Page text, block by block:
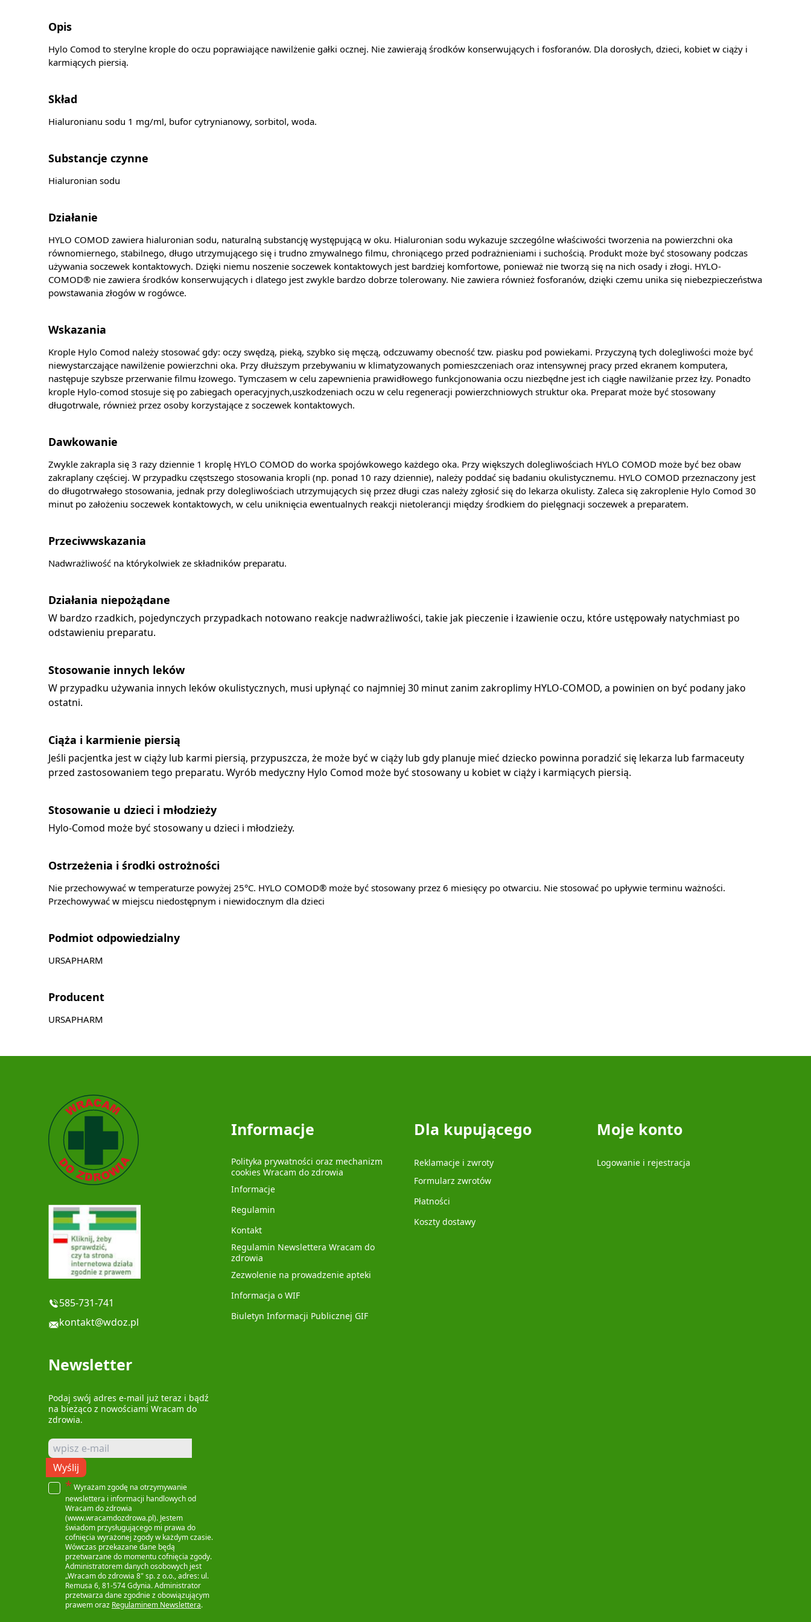
Opis
Hylo Comod to sterylne krople do oczu poprawiające nawilżenie gałki ocznej. Nie zawierają środków konserwujących i fosforanów. Dla dorosłych, dzieci, kobiet w ciąży i
karmiących piersią.
Skład
Hialuronianu sodu 1 mg/ml, bufor cytrynianowy, sorbitol, woda.
Substancje czynne
Hialuronian sodu
Działanie
HYLO COMOD zawiera hialuronian sodu, naturalną substancję występującą w oku. Hialuronian sodu wykazuje szczególne właściwości tworzenia na powierzchni oka
równomiernego, stabilnego, długo utrzymującego się i trudno zmywalnego filmu, chroniącego przed podrażnieniami i suchością. Produkt może być stosowany podczas
używania soczewek kontaktowych. Dzięki niemu noszenie soczewek kontaktowych jest bardziej komfortowe, ponieważ nie tworzą się na nich osady i złogi. HYLO-
COMOD® nie zawiera środków konserwujących i dlatego jest zwykle bardzo dobrze tolerowany. Nie zawiera również fosforanów, dzięki czemu unika się niebezpieczeństwa
powstawania złogów w rogówce.
Wskazania
Krople Hylo Comod należy stosować gdy: oczy swędzą, pieką, szybko się męczą, odczuwamy obecność tzw. piasku pod powiekami. Przyczyną tych dolegliwości może być
niewystarczające nawilżenie powierzchni oka. Przy dłuższym przebywaniu w klimatyzowanych pomieszczeniach oraz intensywnej pracy przed ekranem komputera,
następuje szybsze przerwanie filmu łzowego. Tymczasem w celu zapewnienia prawidłowego funkcjonowania oczu niezbędne jest ich ciągłe nawilżanie przez łzy. Ponadto
krople Hylo-comod stosuje się po zabiegach operacyjnych,uszkodzeniach oczu w celu regeneracji powierzchniowych struktur oka. Preparat może być stosowany
długotrwale, również przez osoby korzystające z soczewek kontaktowych.
Dawkowanie
Zwykle zakrapla się 3 razy dziennie 1 kroplę HYLO COMOD do worka spojówkowego każdego oka. Przy większych dolegliwościach HYLO COMOD może być bez obaw
zakraplany częściej. W przypadku częstszego stosowania kropli (np. ponad 10 razy dziennie), należy poddać się badaniu okulistycznemu. HYLO COMOD przeznaczony jest
do długotrwałego stosowania, jednak przy dolegliwościach utrzymujących się przez długi czas należy zgłosić się do lekarza okulisty. Zaleca się zakroplenie Hylo Comod 30
minut po założeniu soczewek kontaktowych, w celu uniknięcia ewentualnych reakcji nietolerancji między środkiem do pielęgnacji soczewek a preparatem.
Przeciwwskazania
Nadwrażliwość na którykolwiek ze składników preparatu.
Działania niepożądane
W bardzo rzadkich, pojedynczych przypadkach notowano reakcje nadwrażliwości, takie jak pieczenie i łzawienie oczu, które ustępowały natychmiast po
odstawieniu preparatu.
Stosowanie innych leków
W przypadku używania innych leków okulistycznych, musi upłynąć co najmniej 30 minut zanim zakroplimy HYLO-COMOD, a powinien on być podany jako
ostatni.
Ciąża i karmienie piersią
Jeśli pacjentka jest w ciąży lub karmi piersią, przypuszcza, że może być w ciąży lub gdy planuje mieć dziecko powinna poradzić się lekarza lub farmaceuty
przed zastosowaniem tego preparatu. Wyrób medyczny Hylo Comod może być stosowany u kobiet w ciąży i karmiących piersią.
Stosowanie u dzieci i młodzieży
Hylo-Comod może być stosowany u dzieci i młodzieży.
Ostrzeżenia i środki ostrożności
Nie przechowywać w temperaturze powyżej 25°C. HYLO COMOD® może być stosowany przez 6 miesięcy po otwarciu. Nie stosować po upływie terminu ważności.
Przechowywać w miejscu niedostępnym i niewidocznym dla dzieci
Podmiot odpowiedzialny
URSAPHARM
Producent
URSAPHARM
585-731-741
kontakt@wdoz.pl
Informacje
Polityka prywatności oraz mechanizm
cookies Wracam do zdrowia
Informacje
Regulamin
Kontakt
Regulamin Newslettera Wracam do
zdrowia
Zezwolenie na prowadzenie apteki
Informacja o WIF
Biuletyn Informacji Publicznej GIF
Dla kupującego
Reklamacje i zwroty
Formularz zwrotów
Płatności
Koszty dostawy
Moje konto
Logowanie i rejestracja
Newsletter
Podaj swój adres e-mail już teraz i bądź
na bieżąco z nowościami Wracam do
zdrowia.
Wyślij
* Wyrażam zgodę na otrzymywanie
newslettera i informacji handlowych od
Wracam do zdrowia
(www.wracamdozdrowa.pl). Jestem
świadom przysługującego mi prawa do
cofnięcia wyrażonej zgody w każdym czasie.
Wówczas przekazane dane będą
przetwarzane do momentu cofnięcia zgody.
Administratorem danych osobowych jest
„Wracam do zdrowia 8" sp. z o.o., adres: ul.
Remusa 6, 81-574 Gdynia. Administrator
przetwarza dane zgodnie z obowiązującym
prawem oraz Regulaminem Newslettera.